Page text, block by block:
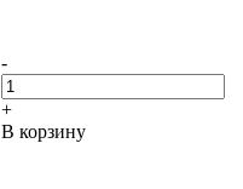
-
+
В корзину